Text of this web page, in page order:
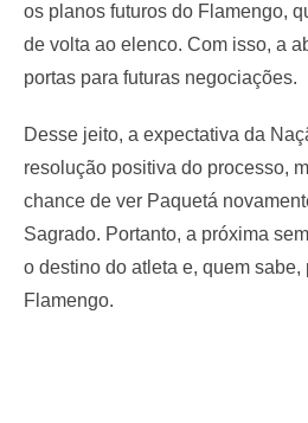
os planos futuros do Flamengo,
de volta ao elenco. Com isso, a
portas para futuras negociações.
Desse jeito, a expectativa da
resolução positiva do processo,
chance de ver Paquetá
Sagrado. Portanto, a próxima
o destino do atleta e, quem sabe,
Flamengo.